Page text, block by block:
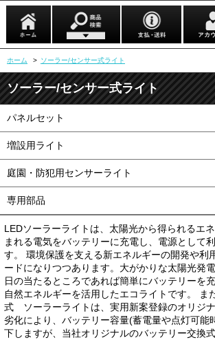
ホーム > ソーラー/センサー式ライト
ソーラー/センサー式ライト
パネルセット
増設用ライト
庭園・防犯用センサーライト
専用部品
LEDソーラーライトは、太陽光から得られるエ
まれる電気をバッテリーに充電し、電源として
す。 環境保護を支える新エネルギーの開発や利
ードになりつつあります。大がかりな太陽光発
日の当たるところであれば簡単にバッテリーを
自然エネルギーを活用したエコライトです。 ま
式 ソーラーライトは、実用新案登録のオリジ
劣化により、バッテリー容量(蓄電量や点灯可能
下しますが、当社オリジナルのバッテリー交換